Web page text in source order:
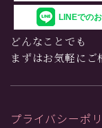
LINEでの
どんなことでも
まずはお気軽にご
プライバシーポ